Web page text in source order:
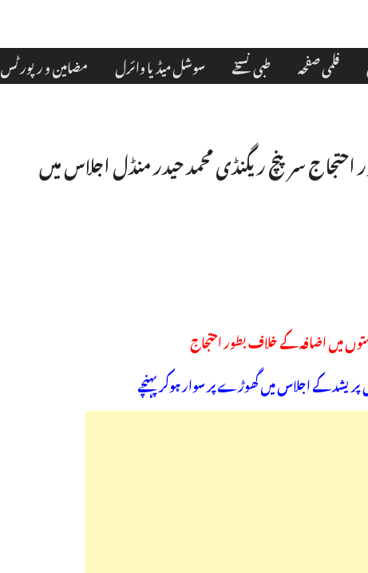
فلمی صفحہ طبی نسخے سوشل میڈیا وائرل مضامین و رپورٹس
احتجاج سرپنچ ریگنڈی محمد حیدر منڈل اجلاس میں
میں اضافہ کے خلاف بطور احتجاج
پریشد کے اجلاس میں گھوڑے پر سوار ہوکر پہنچے